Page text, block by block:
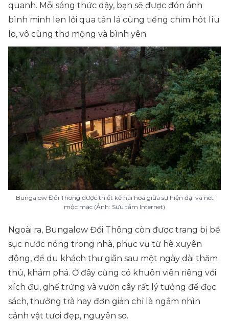
quanh. Mỗi sáng thức dậy, bạn sẽ được đón ánh
bình minh len lỏi qua tán lá cùng tiếng chim hót líu
lo, vô cùng thơ mộng và bình yên.
Bungalow Đồi Thông được thiết kế hài hòa giữa sự hiện đại và nét
mộc mạc (Ảnh: Sưu tầm Internet)
Ngoài ra, Bungalow Đồi Thông còn được trang bị bể
sục nước nóng trong nhà, phục vụ từ hè xuyên
đông, để du khách thư giãn sau một ngày dài thăm
thú, khám phá. Ở đây cũng có khuôn viên riêng với
xích đu, ghế trứng và vườn cây rất lý tưởng để đọc
sách, thưởng trà hay đơn giản chỉ là ngắm nhìn
cảnh vật tươi đẹp, nguyên sơ.